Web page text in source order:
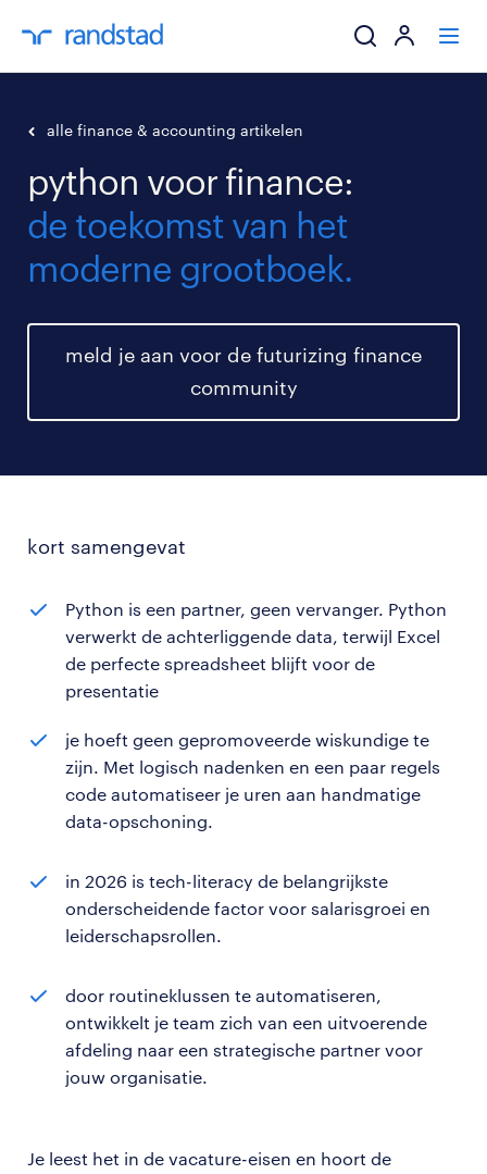
ik zoek een
werkgevers
mijn carrière
alle finance & accounting artikelen
python voor finance:
de toekomst van het
moderne grootboek.
meld je aan voor de futurizing finance
community
kort samengevat
Python is een partner, geen vervanger. Python
verwerkt de achterliggende data, terwijl Excel
de perfecte spreadsheet blijft voor de
presentatie
je hoeft geen gepromoveerde wiskundige te
zijn. Met logisch nadenken en een paar regels
code automatiseer je uren aan handmatige
data-opschoning.
in 2026 is tech-literacy de belangrijkste
onderscheidende factor voor salarisgroei en
leiderschapsrollen.
door routineklussen te automatiseren,
ontwikkelt je team zich van een uitvoerende
afdeling naar een strategische partner voor
jouw organisatie.
Je leest het in de vacature-eisen en hoort de